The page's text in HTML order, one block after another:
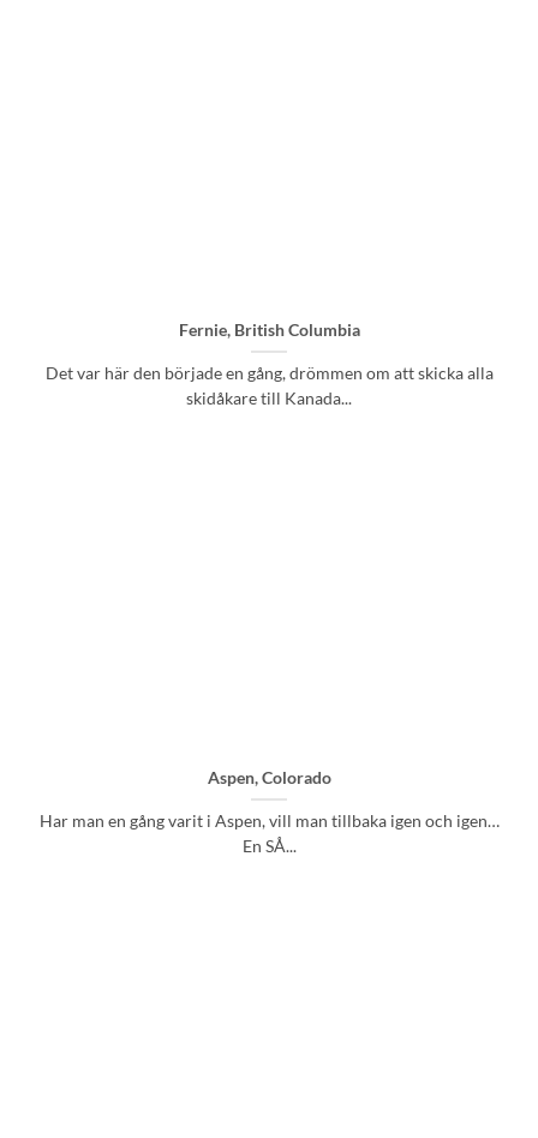
Fernie, British Columbia
Det var här den började en gång, drömmen om att skicka alla
skidåkare till Kanada...
Aspen, Colorado
Har man en gång varit i Aspen, vill man tillbaka igen och igen…
En SÅ...